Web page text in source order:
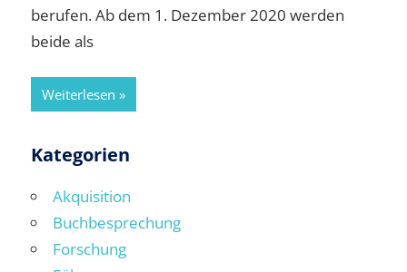
berufen. Ab dem 1. Dezember 2020 werden
beide als
Weiterlesen
Kategorien
Akquisition
Buchbesprechung
Forschung